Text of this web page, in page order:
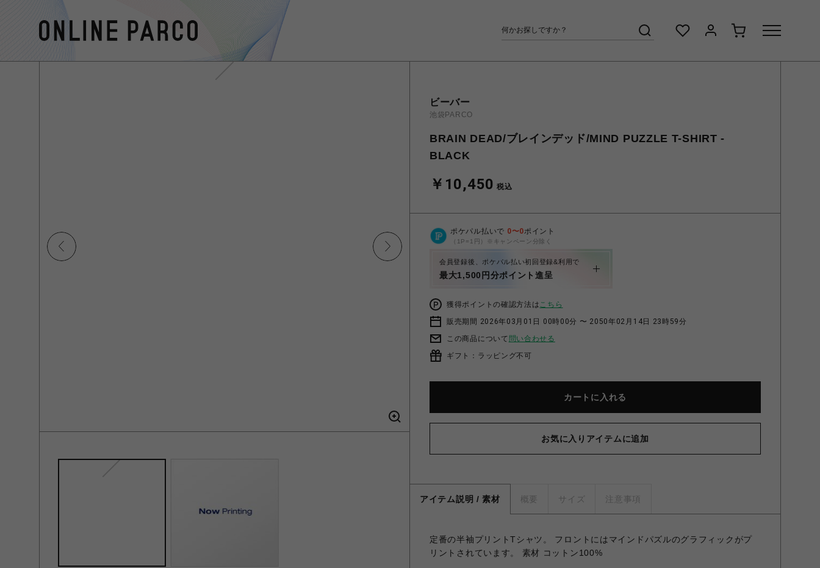
ビーバー
池袋PARCO
BRAIN DEAD/ブレインデッド/MIND PUZZLE T-SHIRT -
BLACK
￥10,450 税込
ポケパル払いで 0〜0ポイント
（1P=1円）※キャンペーン分除く
会員登録後、ポケパル払い初回登録&利用で
最大1,500円分ポイント進呈
獲得ポイントの確認方法はこちら
販売期間 2026年03月01日 00時00分 〜 2050年02月14日 23時59分
この商品について 問い合わせる
ギフト：ラッピング不可
カートに入れる
お気に入りアイテムに追加
アイテム説明 / 素材 概要 サイズ 注意事項
定番の半袖プリントTシャツ。 フロントにはマインドパズルのグラフィックがプ
リントされています。 素材 コットン100%